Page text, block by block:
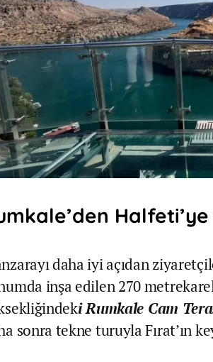
daha iyi açıdan
inşa edilen 270
i Rumkale Cam
sonra tekne turuyla Fırat’ın